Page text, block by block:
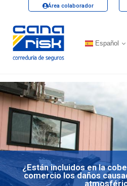
Área colaborador
Español
¿Están incluidos en la
comercio los daños